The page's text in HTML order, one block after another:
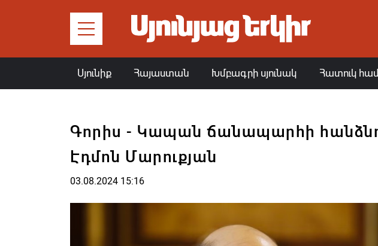
Սյունիք Հայաստան Խմբագրի սյունակ Հատուկ
Գորիս - Կապան ճանապարհի
Էդմոն Մարուքյան
03.08.2024 15:16